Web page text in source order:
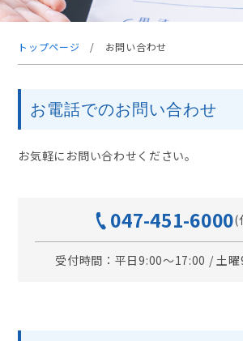
トップページ / お問い合わせ
お電話でのお問い合わせ
お気軽にお問い合わせください。
047-451-6000(
受付時間：平日9:00～17:00 / 土